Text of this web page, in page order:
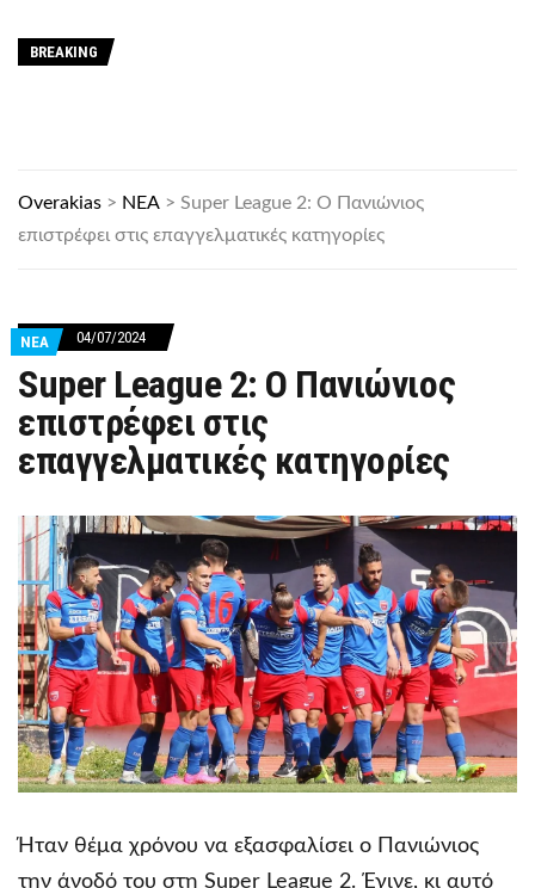
BREAKING
Overakias > ΝΕΑ > Super League 2: Ο Πανιώνιος
επιστρέφει στις επαγγελματικές κατηγορίες
ΝΕΑ 04/07/2024
Super League 2: Ο Πανιώνιος
επιστρέφει στις
επαγγελματικές κατηγορίες
Ήταν θέμα χρόνου να εξασφαλίσει ο Πανιώνιος
την άνοδό του στη Super League 2. Έγινε, κι αυτό